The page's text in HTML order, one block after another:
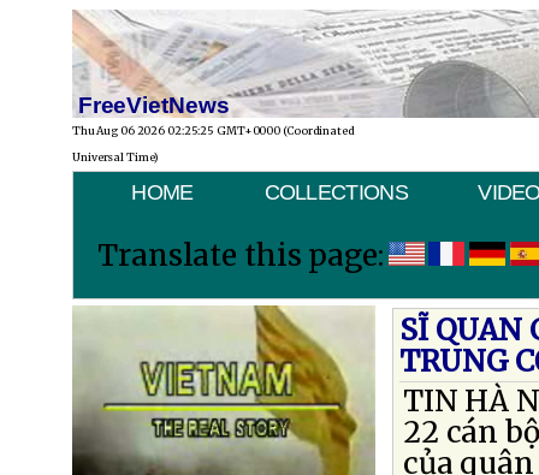
FreeVietNews
Thu Aug 06 2026 02:25:25 GMT+0000 (Coordinated
Universal Time)
HOME COLLECTIONS
Translate this page:
SĨ QUAN
TRUNG
TIN HÀ
22 cán
của